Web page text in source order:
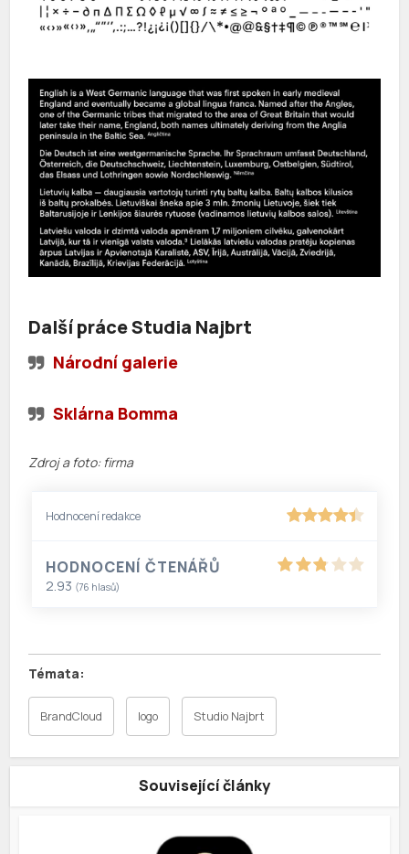
Další práce Studia Najbrt
Národní galerie
Sklárna Bomma
Zdroj a foto: firma
Hodnocení redakce
HODNOCENÍ ČTENÁŘŮ
2.93 (76 hlasů)
BrandCloud logo Studio Najbrt
Související články